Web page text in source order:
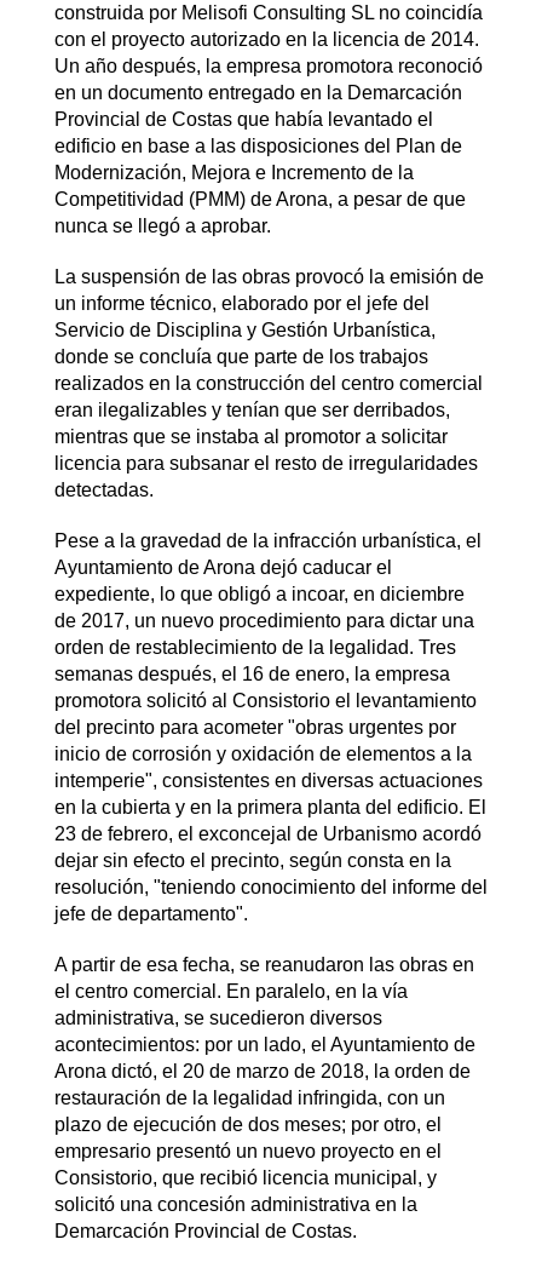
construida por Melisofi Consulting SL no coincidía
con el proyecto autorizado en la licencia de 2014.
Un año después, la empresa promotora reconoció
en un documento entregado en la Demarcación
Provincial de Costas que había levantado el
edificio en base a las disposiciones del Plan de
Modernización, Mejora e Incremento de la
Competitividad (PMM) de Arona, a pesar de que
nunca se llegó a aprobar.
La suspensión de las obras provocó la emisión de
un informe técnico, elaborado por el jefe del
Servicio de Disciplina y Gestión Urbanística,
donde se concluía que parte de los trabajos
realizados en la construcción del centro comercial
eran ilegalizables y tenían que ser derribados,
mientras que se instaba al promotor a solicitar
licencia para subsanar el resto de irregularidades
detectadas.
Pese a la gravedad de la infracción urbanística, el
Ayuntamiento de Arona dejó caducar el
expediente, lo que obligó a incoar, en diciembre
de 2017, un nuevo procedimiento para dictar una
orden de restablecimiento de la legalidad. Tres
semanas después, el 16 de enero, la empresa
promotora solicitó al Consistorio el levantamiento
del precinto para acometer "obras urgentes por
inicio de corrosión y oxidación de elementos a la
intemperie", consistentes en diversas actuaciones
en la cubierta y en la primera planta del edificio. El
23 de febrero, el exconcejal de Urbanismo acordó
dejar sin efecto el precinto, según consta en la
resolución, "teniendo conocimiento del informe del
jefe de departamento".
A partir de esa fecha, se reanudaron las obras en
el centro comercial. En paralelo, en la vía
administrativa, se sucedieron diversos
acontecimientos: por un lado, el Ayuntamiento de
Arona dictó, el 20 de marzo de 2018, la orden de
restauración de la legalidad infringida, con un
plazo de ejecución de dos meses; por otro, el
empresario presentó un nuevo proyecto en el
Consistorio, que recibió licencia municipal, y
solicitó una concesión administrativa en la
Demarcación Provincial de Costas.